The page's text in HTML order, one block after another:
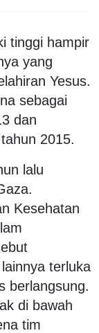
tinggi hampir
yang
Yesus.
sebagai
dan
2015.
lalu
Kesehatan
terluka
berlangsung.
di bawah
tim